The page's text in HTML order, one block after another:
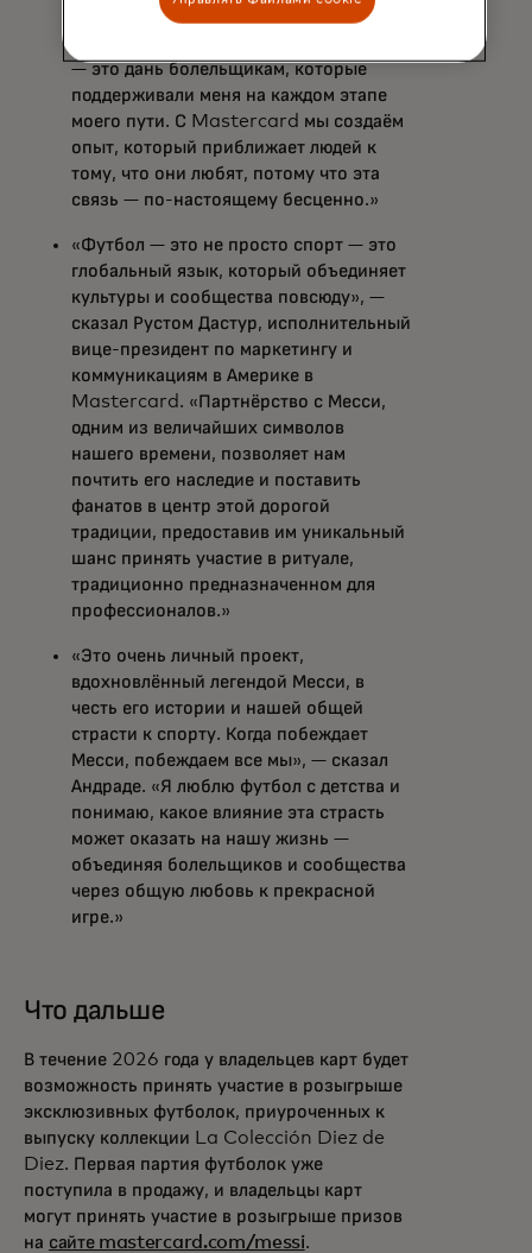
«Футбол дал мне так много на поле и
— это дань болельщикам, которые
поддерживали меня на каждом этапе
моего пути. С Mastercard мы создаём
опыт, который приближает людей к
тому, что они любят, потому что эта
связь — по-настоящему бесценно.»
«Футбол — это не просто спорт — это
глобальный язык, который объединяет
культуры и сообщества повсюду», —
сказал Рустом Дастур, исполнительный
вице-президент по маркетингу и
коммуникациям в Америке в
Mastercard. «Партнёрство с Месси,
одним из величайших символов
нашего времени, позволяет нам
почтить его наследие и поставить
фанатов в центр этой дорогой
традиции, предоставив им уникальный
шанс принять участие в ритуале,
традиционно предназначенном для
профессионалов.»
«Это очень личный проект,
вдохновлённый легендой Месси, в
честь его истории и нашей общей
страсти к спорту. Когда побеждает
Месси, побеждаем все мы», — сказал
Андраде. «Я люблю футбол с детства и
понимаю, какое влияние эта страсть
может оказать на нашу жизнь —
объединяя болельщиков и сообщества
через общую любовь к прекрасной
игре.»
Что дальше
В течение 2026 года у владельцев карт будет
возможность принять участие в розыгрыше
эксклюзивных футболок, приуроченных к
выпуску коллекции La Colección Diez de
Diez. Первая партия футболок уже
поступила в продажу, и владельцы карт
могут принять участие в розыгрыше призов
на сайте mastercard.com/messi.